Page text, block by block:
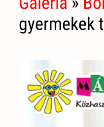
gyermekek